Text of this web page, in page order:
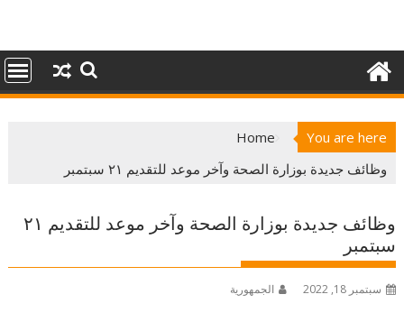
You are here
Home
وظائف جديدة بوزارة الصحة وآخر موعد للتقديم ٢١ سبتمبر
وظائف جديدة بوزارة الصحة وآخر موعد للتقديم ٢١
سبتمبر
سبتمبر 18, 2022 الجمهورية